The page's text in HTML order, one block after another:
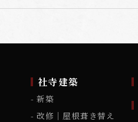
社寺建築
新築
改修｜屋根葺き替え